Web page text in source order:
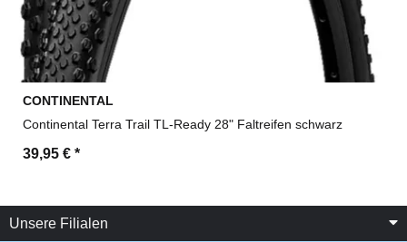
CONTINENTAL
Continental Terra Trail TL-Ready 28" Faltreifen schwarz
39,95 € *
Unsere Filialen